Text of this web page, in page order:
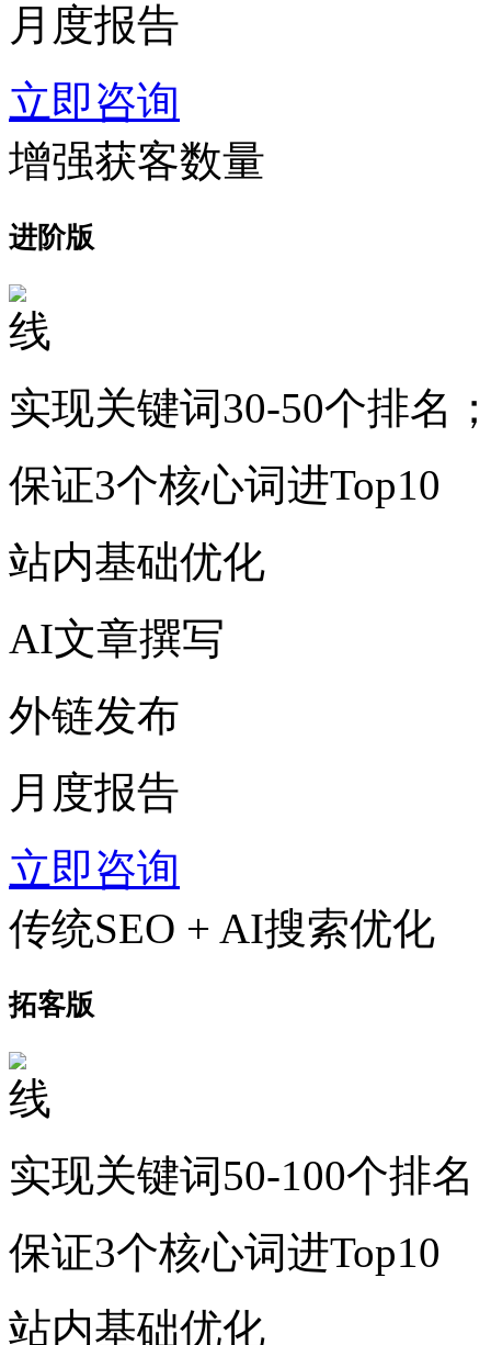
月度报告
立即咨询
增强获客数量
进阶版
实现关键词30-50个排名
保证3个核心词进Top10
站内基础优化
AI文章撰写
外链发布
月度报告
立即咨询
传统SEO + AI搜索优化
拓客版
实现关键词50-100个排名
保证3个核心词进Top10
站内基础优化